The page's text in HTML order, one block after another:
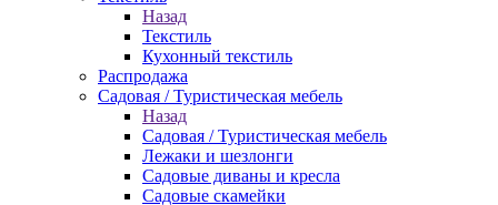
Назад
Текстиль
Кухонный текстиль
Распродажа
Садовая / Туристическая мебель
Назад
Садовая / Туристическая мебель
Лежаки и шезлонги
Садовые диваны и кресла
Садовые скамейки